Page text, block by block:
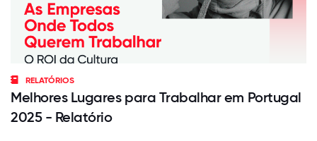
RELATÓRIOS
Melhores Lugares para Trabalhar em Portugal
2025 - Relatório